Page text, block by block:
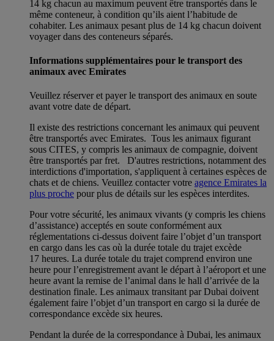
14 kg chacun au maximum peuvent être transportés dans le
même conteneur, à condition qu’ils aient l’habitude de
cohabiter. Les animaux pesant plus de 14 kg chacun doivent
voyager dans des conteneurs séparés.
Informations supplémentaires pour le transport des
animaux avec Emirates
Veuillez réserver et payer le transport des animaux en soute
avant votre date de départ.
Il existe des restrictions concernant les animaux qui peuvent
être transportés avec Emirates. Tous les animaux figurant
sous CITES, y compris les animaux de compagnie, doivent
être transportés par fret. D'autres restrictions, notamment des
interdictions d'importation, s'appliquent à certaines espèces de
chats et de chiens. Veuillez contacter votre agence Emirates la
plus proche pour plus de détails sur les espèces interdites.
Pour votre sécurité, les animaux vivants (y compris les chiens
d’assistance) acceptés en soute conformément aux
réglementations ci-dessus doivent faire l’objet d’un transport
en cargo dans les cas où la durée totale du trajet excède
17 heures. La durée totale du trajet comprend environ une
heure pour l’enregistrement avant le départ à l’aéroport et une
heure avant la remise de l’animal dans le hall d’arrivée de la
destination finale. Les animaux transitant par Dubai doivent
également faire l’objet d’un transport en cargo si la durée de
correspondance excède six heures.
Pendant la durée de la correspondance à Dubai, les animaux